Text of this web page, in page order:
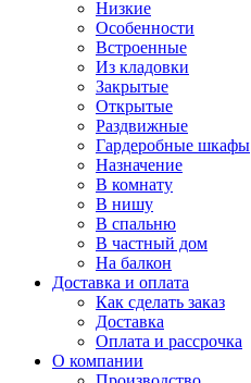
Низкие
Особенности
Встроенные
Из кладовки
Закрытые
Открытые
Раздвижные
Гардеробные шкафы
Назначение
В комнату
В нишу
В спальню
В частный дом
На балкон
Доставка и оплата
Как сделать заказ
Доставка
Оплата и рассрочка
О компании